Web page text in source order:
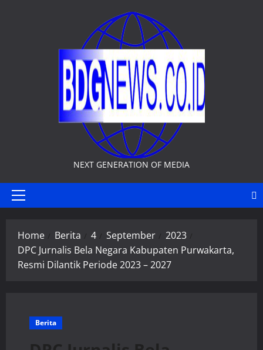
NEXT GENERATION OF MEDIA
Primary
Home Berita 4 September
2023
DPC Jurnalis Bela Negara Kabupaten Purwakarta,
Resmi Dilantik Periode 2023 – 2027
Berita